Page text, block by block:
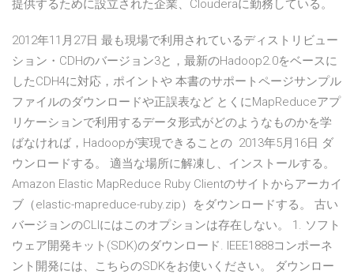
提供するために設立された企業、Clouderaに勤務している。
2012年11月27日 最も現場で利用されているディストリビュー
ション・CDHのバージョン3と，最新のHadoop2.0をベースに
したCDH4に対応，ポイントや 本書のサポートページサンプル
ファイルのダウンロードや正誤表など とくにMapReduceアプ
リケーションで利用するデータ形式がどのようなものかを学
ばなければ，Hadoopが実現できることの 2013年5月16日 ダ
ウンロードする。 適当な場所に解凍し、インストールする。
Amazon Elastic MapReduce Ruby Clientのサイトからアーカイ
ブ（elastic-mapreduce-ruby.zip）をダウンロードする。 古い
バージョンのCLIにはこのオプションは存在しない。 1. ソフト
ウェア開発キット(SDK)のダウンロード. IEEE1888コンポーネ
ント開発には、こちらのSDKをお使いください。 ダウンロー